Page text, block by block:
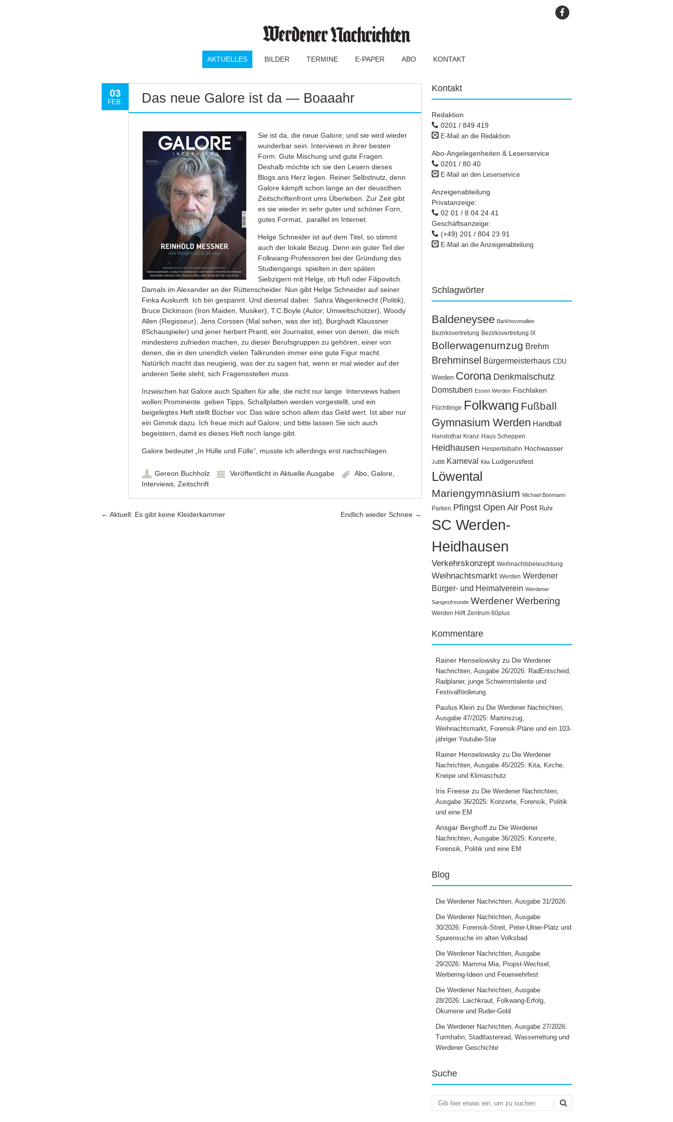
AKTUELLES BILDER TERMINE E-PAPER ABO KONTAKT
03
FEB. Das neue Galore ist da — Boaaahr
Sie ist da, die neue Galore; und sie wird wieder
wunderbar sein. Interviews in ihrer besten
Form. Gute Mischung und gute Fragen.
Deshalb möchte ich sie den Lesern dieses
Blogs ans Herz legen. Reiner Selbstnutz, denn
Galore kämpft schon lange an der deuscthen
Zeitschriftenfront ums Überleben. Zur Zeit gibt
es sie wieder in sehr guter und schöner Forn,
gutes Format, parallel im Internet.
Helge Schneider ist auf dem Titel, so stimmt
auch der lokale Bezug. Denn ein guter Teil der
Folkwang-Professoren bei der Gründung des
Studiengangs spielten in den späten
Siebzigern mit Helge, ob Hufi oder Filipovitch.
Damals im Alexander an der Rüttenscheider. Nun gibt Helge Schneider auf seiner
Finka Auskunft. Ich bin gespannt. Und diesmal dabei: Sahra Wagenknecht (Politik),
Bruce Dickinson (Iron Maiden, Musiker), T.C.Boyle (Autor; Umweltschützer), Woody
Allen (Regisseur), Jens Corssen (Mal sehen, was der ist), Burghadt Klaussner
8Schauspieler) und jener herbert Prantl, ein Journalist, einer von denen, die mich
mindestens zufrieden machen, zu dieser Berufsgruppen zu gehören, einer von
denen, die in den unendlch vielen Talkrunden immer eine gute Figur macht.
Natürlich macht das neugierig, was der zu sagen hat, wenn er mal wieder auf der
anderen Seite steht, sich Fragensstellen muss.
Inzwischen hat Galore auch Spalten für alle, die nicht nur lange Interviews haben
wollen:Prominente geben Tipps, Schallplatten werden vorgestellt, und ein
beigelegtes Heft stellt Bücher vor. Das wäre schon allein das Geld wert. Ist aber nur
ein Gimmik dazu. Ich freue mich auf Galore; und bitte lassen Sie sich auch
begeistern, damit es dieses Heft noch lange gibt.
Galore bedeutet „In Hülle und Fülle“, musste ich allerdings erst nachschlagen.
Gereon Buchholz Veröffentlicht in Aktuelle Ausgabe Abo, Galore,
Interviews, Zeitschrift
Artikel-Navigation
← Aktuell: Es gibt keine Kleiderkammer Endlich wieder Schnee →
Kontakt
Redaktion
0201 / 849 419
E-Mail an die Redaktion
Abo-Angelegenheiten & Leserservice
0201 / 80 40
E-Mail an den Leserservice
Anzeigenabteilung
Privatanzeige:
02 01 / 8 04 24 41
Geschäftsanzeige:
(+49) 201 / 804 23 91
E-Mail an die Anzeigenabteilung
Schlagwörter
Baldeneysee Barkhovenallee
Bezirksvertretung Bezirksvertretung IX
Bollerwagenumzug Brehm
Brehminsel Bürgermeisterhaus CDU
Werden Corona Denkmalschutz
Domstuben Essen Werden Fischlaken
Flüchtlinge Folkwang Fußball
Gymnasium Werden Handball
Hanslothar Kranz Haus Scheppen
Heidhausen Hespertalbahn Hochwasser
JuBB Karneval Kita Ludgerusfest
Löwental
Mariengymnasium Michael Bonmann
Parken Pfingst Open Air Post Ruhr
SC Werden-
Heidhausen
Verkehrskonzept Weihnachtsbeleuchtung
Weihnachtsmarkt Werden Werdener
Bürger- und Heimatverein Werdener
Sangesfreunde Werdener Werbering
Werden Hilft Zentrum 60plus
Kommentare
Rainer Henselowsky zu Die Werdener
Nachrichten, Ausgabe 26/2026: RadEntscheid,
Radplaner, junge Schwimmtalente und
Festivalförderung
Paulus Klein zu Die Werdener Nachrichten,
Ausgabe 47/2025: Martinszug,
Weihnachtsmarkt, Forensik-Pläne und ein 103-
jähriger Youtube-Star
Rainer Henselowsky zu Die Werdener
Nachrichten, Ausgabe 45/2025: Kita, Kirche,
Kneipe und Klimaschutz
Iris Freese zu Die Werdener Nachrichten,
Ausgabe 36/2025: Konzerte, Forensik, Politik
und eine EM
Ansgar Berghoff zu Die Werdener
Nachrichten, Ausgabe 36/2025: Konzerte,
Forensik, Politik und eine EM
Blog
Die Werdener Nachrichten, Ausgabe 31/2026:
Die Werdener Nachrichten, Ausgabe
30/2026: Forensik-Streit, Peter-Ulner-Platz und
Spurensuche im alten Volksbad
Die Werdener Nachrichten, Ausgabe
29/2026: Mamma Mia, Propst-Wechsel,
Werbering-Ideen und Feuerwehrfest
Die Werdener Nachrichten, Ausgabe
28/2026: Laichkraut, Folkwang-Erfolg,
Ökumene und Ruder-Gold
Die Werdener Nachrichten, Ausgabe 27/2026:
Turmhahn, Stadtlastenrad, Wasserrettung und
Werdener Geschichte
Suche
Suchen